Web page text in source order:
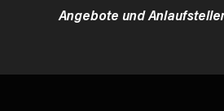
Angebote und